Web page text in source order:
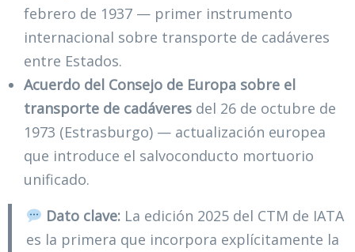
febrero de 1937 — primer instrumento
internacional sobre transporte de cadáveres
entre Estados.
Acuerdo del Consejo de Europa sobre el
transporte de cadáveres del 26 de octubre de
1973 (Estrasburgo) — actualización europea
que introduce el salvoconducto mortuorio
unificado.
Dato clave: La edición 2025 del CTM de IATA
es la primera que incorpora explícitamente la